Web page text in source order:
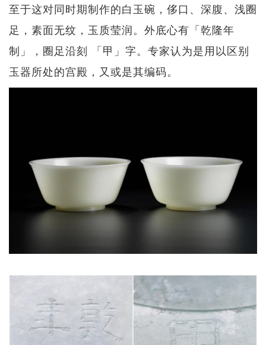
至于这对同时期制作的白玉碗，侈口、深腹、浅圈
足，素面无纹，玉质莹润。外底心有「乾隆年
制」，圈足沿刻 「甲」字。专家认为是用以区别
玉器所处的宫殿，又或是其编码。​